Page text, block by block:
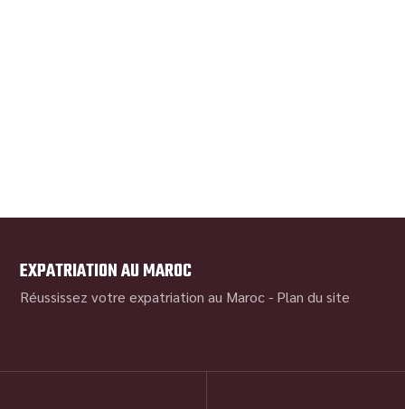
EXPATRIATION AU MAROC
Réussissez votre expatriation au Maroc - Plan du site